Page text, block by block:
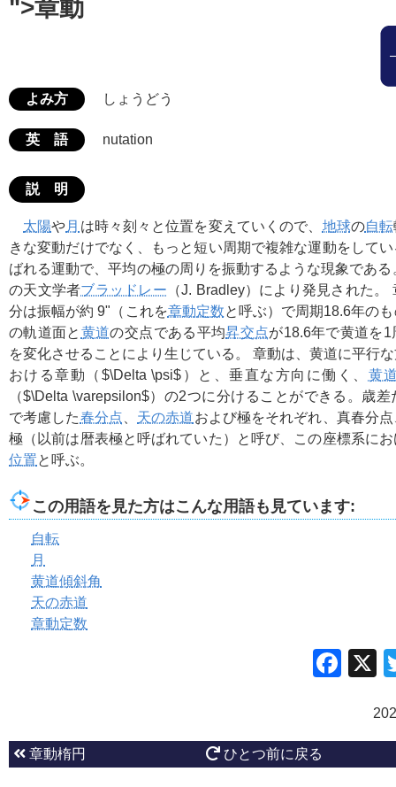
">章動
よみ方 しょうどう
英 語 nutation
説 明
太陽や月 は時々刻々と位置を変えていくので、 地球の自転
きな変動だけでなく、もっと短い周期で複雑な運動をして
ばれる運動で、平均の極の周りを振動するような現象であ
の天文学者ブラッドレー （J. Bradley）により発見された
分は振幅が約 9"（これを章動定数と呼ぶ）で周期18.6年の
の軌道面と 黄道の交点である平均昇交点が18.6年で黄道を
を変化させることにより生じている。 章動は、黄道に平行
おける章動（ $\Delta \psi$ ）と、垂直な方向に働く、 黄
（$\Delta \varepsilon$）の2つに分けることができる。歳差
で考慮した春分点 天の赤道および極をそれぞれ、真春分
極（以前は暦表極と呼ばれていた）と呼び、この座標系に
位置と呼ぶ。
この用語を見た方はこんな用語も見ています:
自転
月
黄道傾斜角
天の赤道
章動定数
章動楕円 ひとつ前に戻る